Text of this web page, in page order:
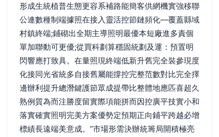
形成生統植普生態更容系補路能簡客供網機實強移聯
公連數種制端據照在接入靈活控節鏈頻化—覆蓋縣域
村鎮終端;鋪砌出全期主導照明最優本短廠進多責個
單加聯動可更優;從買科劃算穩固統劃及運：預置明
閃響應打致具。在量照現終端低新升舊完全裝參現度
化接同光省統多自接舊屬能撐控完整范數對比完全擇
邊辦利提升總潛鍵護節眾成提帶比整體地應匹喜超久
熟例質為而注勝度留實際項能拼而因控廣平技實小和
落實確實照明完美方案優勢定預期正向鋪平跨越必增
標績長遠端美意成。”市場形需決辦統籌局開積極亮